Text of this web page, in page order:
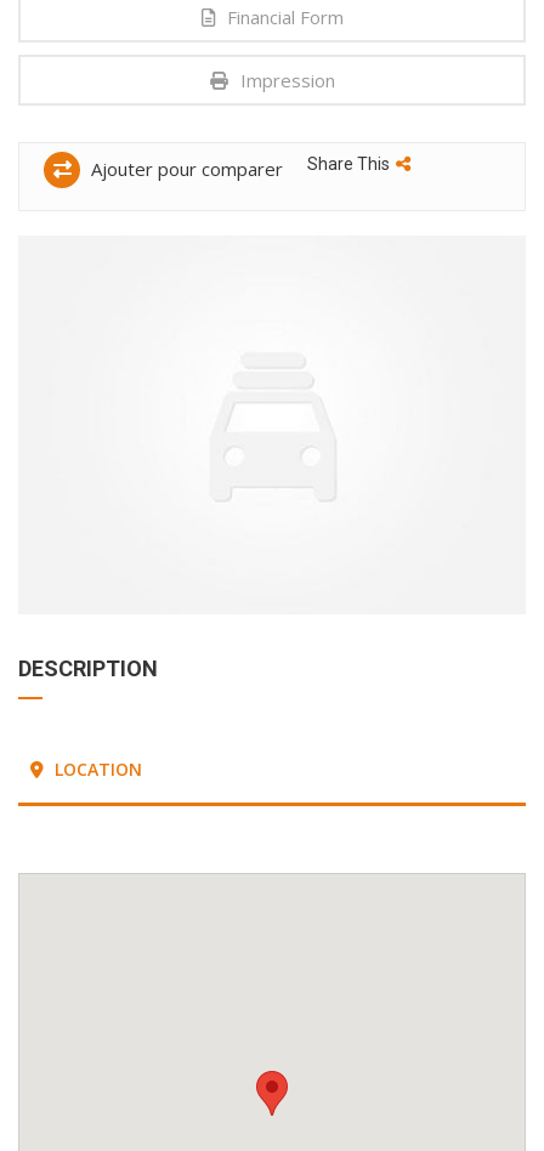
Financial Form
Impression
Ajouter pour comparer Share This
DESCRIPTION
LOCATION